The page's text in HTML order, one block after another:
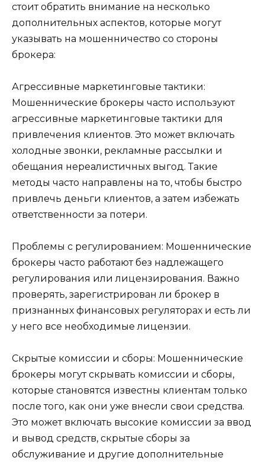
стоит обратить внимание на несколько
дополнительных аспектов, которые могут
указывать на мошенничество со стороны
брокера:
Агрессивные маркетинговые тактики:
Мошеннические брокеры часто используют
агрессивные маркетинговые тактики для
привлечения клиентов. Это может включать
холодные звонки, рекламные рассылки и
обещания нереалистичных выгод. Такие
методы часто направлены на то, чтобы быстро
привлечь деньги клиентов, а затем избежать
ответственности за потери.
Проблемы с регулированием: Мошеннические
брокеры часто работают без надлежащего
регулирования или лицензирования. Важно
проверять, зарегистрирован ли брокер в
признанных финансовых регуляторах и есть ли
у него все необходимые лицензии.
Скрытые комиссии и сборы: Мошеннические
брокеры могут скрывать комиссии и сборы,
которые становятся известны клиентам только
после того, как они уже внесли свои средства.
Это может включать высокие комиссии за ввод
и вывод средств, скрытые сборы за
обслуживание и другие дополнительные